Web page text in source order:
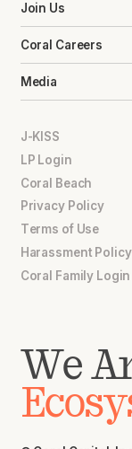
Join Us
Coral Careers
Media
J-KISS
LP Login
Coral Beach
Privacy Policy
Terms of Use
Harassment Policy
Coral Family Login
We